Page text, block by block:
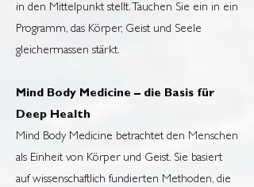
in den Mittelpunkt stellt. Tauchen Sie ein in ein
Programm, das Körper, Geist und Seele
gleichermassen stärkt.
Mind Body Medicine – die Basis für
Deep Health
Mind Body Medicine betrachtet den Menschen
als Einheit von Körper und Geist. Sie basiert
auf wissenschaftlich fundierten Methoden, die